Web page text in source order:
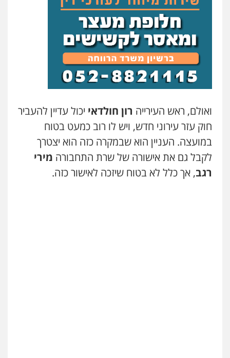
ואולם, ראש העירייה רון חולדאי יכול עדיין להעביר
חוק עזר עירוני חדש, ויש לו רוב כמעט בטוח
במועצה. העניין הוא שבמקרה כזה הוא יצטרך
לקבל גם את אישורה של שרת התחבורה מירי
רגב, אך כלל לא בטוח שיזכה לאישור כזה.